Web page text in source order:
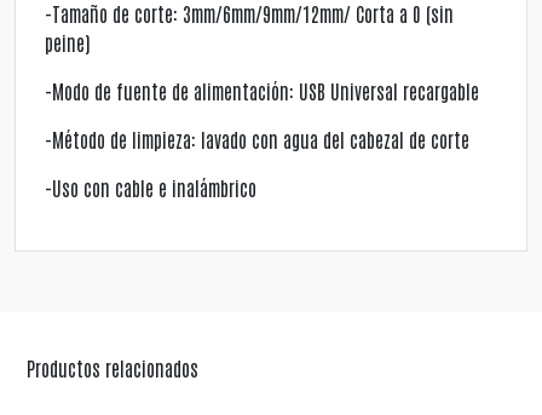
-Tamaño de corte: 3mm/6mm/9mm/12mm/ Corta a 0 (sin
peine)
-Modo de fuente de alimentación: USB Universal recargable
-Método de limpieza: lavado con agua del cabezal de corte
-Uso con cable e inalámbrico
Productos relacionados